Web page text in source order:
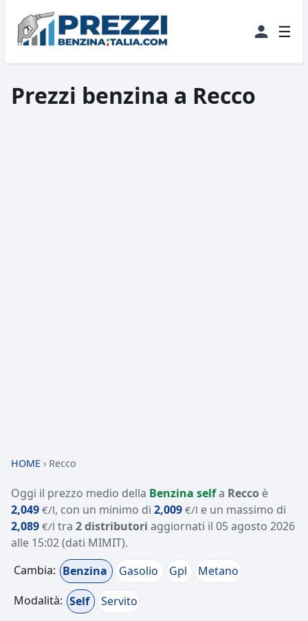
☰
Prezzi benzina a Recco
HOME › Recco
Oggi il prezzo medio della Benzina selfa Recco è
2,049 €/l, con un minimo di 2,009 €/l e un massimo di
2,089 €/l tra 2 distributori aggiornati il 05 agosto 2026
alle 15:02(dati MIMIT).
Cambia: Benzina Gasolio Gpl
Metano
Modalità: Self Servito